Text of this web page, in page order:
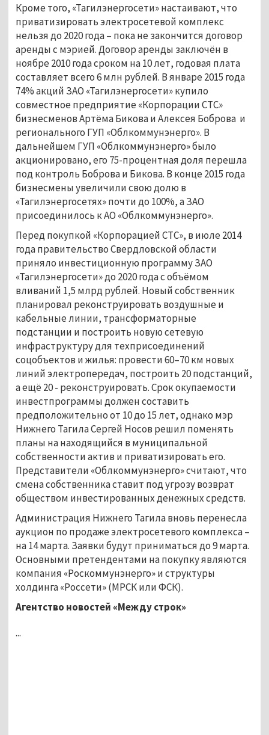
Кроме того, «Тагилэнергосети» настаивают, что
приватизировать электросетевой комплекс
нельзя до 2020 года – пока не закончится договор
аренды с мэрией. Договор аренды заключён в
ноябре 2010 года сроком на 10 лет, годовая плата
составляет всего 6 млн рублей. В январе 2015 года
74% акций ЗАО «Тагилэнергосети» купило
совместное предприятие «Корпорации СТС»
бизнесменов Артёма Бикова и Алексея Боброва и
регионального ГУП «Облкоммунэнерго». В
дальнейшем ГУП «Облкоммунэнерго» было
акционировано, его 75-процентная доля перешла
под контроль Боброва и Бикова. В конце 2015 года
бизнесмены увеличили свою долю в
«Тагилэнергосетях» почти до 100%, а ЗАО
присоединилось к АО «Облкоммунэнерго».
Перед покупкой «Корпорацией СТС», в июле 2014
года правительство Свердловской области
приняло инвестиционную программу ЗАО
«Тагилэнергосети» до 2020 года с объёмом
вливаний 1,5 млрд рублей. Новый собственник
планировал реконструировать воздушные и
кабельные линии, трансформаторные
подстанции и построить новую сетевую
инфраструктуру для техприсоединений
соцобъектов и жилья: провести 60–70 км новых
линий электропередач, построить 20 подстанций,
а ещё 20 - реконструировать. Срок окупаемости
инвестпрограммы должен составить
предположительно от 10 до 15 лет, однако мэр
Нижнего Тагила Сергей Носов решил поменять
планы на находящийся в муниципальной
собственности актив и приватизировать его.
Представители «Облкоммунэнерго» считают, что
смена собственника ставит под угрозу возврат
обществом инвестированных денежных средств.
Администрация Нижнего Тагила вновь перенесла
аукцион по продаже электросетевого комплекса –
на 14 марта. Заявки будут приниматься до 9 марта.
Основными претендентами на покупку являются
компания «Роскоммунэнерго» и структуры
холдинга «Россети» (МРСК или ФСК).
Агентство новостей «Между строк»
...